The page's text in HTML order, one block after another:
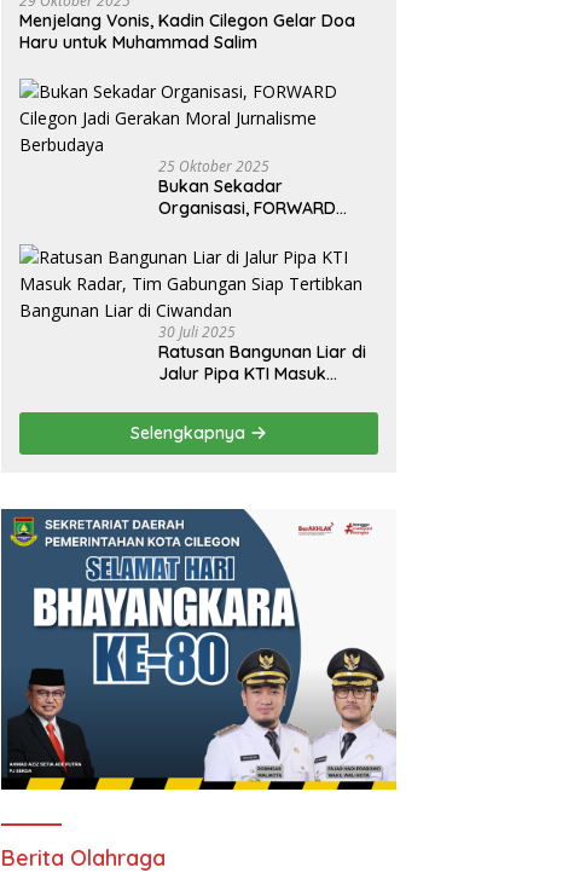
DPRD dan HMI Bersinergi Kawal
Hiburan Bermasalah Jadi
Sorotan
Muscab I 2026
Menjelang Vonis, Kadin Cilegon Gelar Doa
Haru untuk Muhammad Salim
25 Oktober 2025
Bukan Sekadar
Organisasi, FORWARD
Moral Jurnalisme
Berbudaya
30 Juli 2025
Ratusan Bangunan Liar di
Jalur Pipa KTI Masuk
Tertibkan Bangunan Liar di
Ciwandan
Selengkapnya
Berita Olahraga